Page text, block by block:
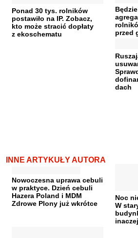
Ponad 30 tys. rolników
postawiło na IP. Zobacz,
kto może stracić dopłaty
z ekoschematu
przed
dach
INNE ARTYKUŁY AUTORA
Nowoczesna uprawa cebuli
w praktyce. Dzień cebuli
Hazera Poland i MDM
Zdrowe Plony już wkrótce
Noc
W